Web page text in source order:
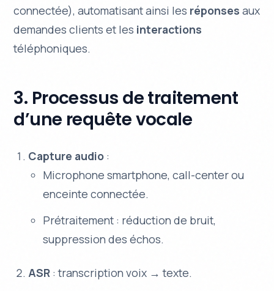
connectée), automatisant ainsi les réponses aux
demandes clients et les interactions
téléphoniques.
3. Processus de traitement
d’une requête vocale
Capture audio :
Microphone smartphone, call-center ou
enceinte connectée.
Prétraitement : réduction de bruit,
suppression des échos.
ASR : transcription voix → texte.